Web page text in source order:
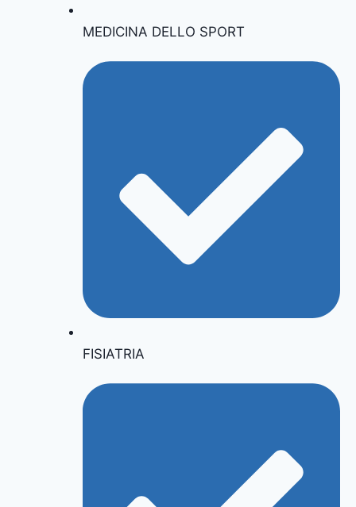
MEDICINA DELLO SPORT
FISIATRIA